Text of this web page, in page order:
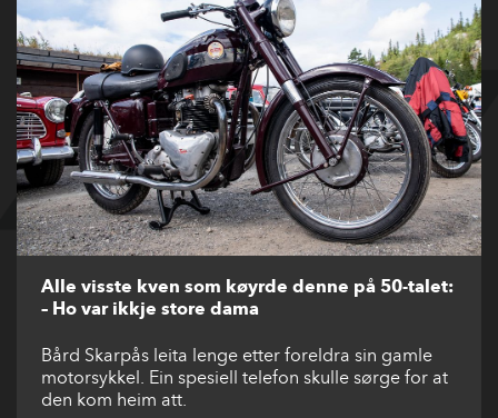
Alle visste kven som køyrde denne på 50-talet:
– Ho var ikkje store dama
Bård Skarpås leita lenge etter foreldra sin gamle
motorsykkel. Ein spesiell telefon skulle sørge for at
den kom heim att.